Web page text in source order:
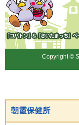
「コバトン」&「さい
ち」
Copyright ©
朝霞保健所